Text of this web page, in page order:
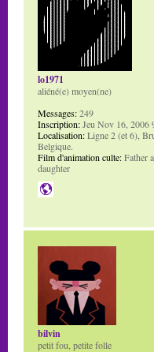
lo1971
aliéné(e) moyen(ne)
Messages:249
Inscription:Jeu Nov 16, 2006
Localisation:Ligne 2 (et 6),
Belgique.
Film d'animation culte:Father
daughter
bilvin
petit fou, petite folle